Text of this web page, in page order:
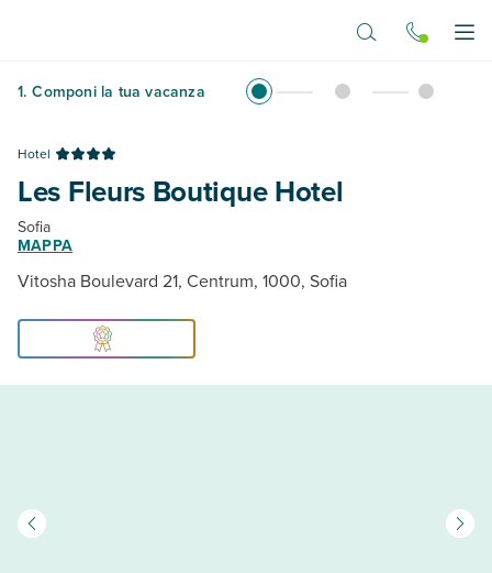
1. Componi la tua vacanza
Hotel
Les Fleurs Boutique Hotel
Sofia
MAPPA
Vitosha Boulevard 21, Centrum, 1000, Sofia